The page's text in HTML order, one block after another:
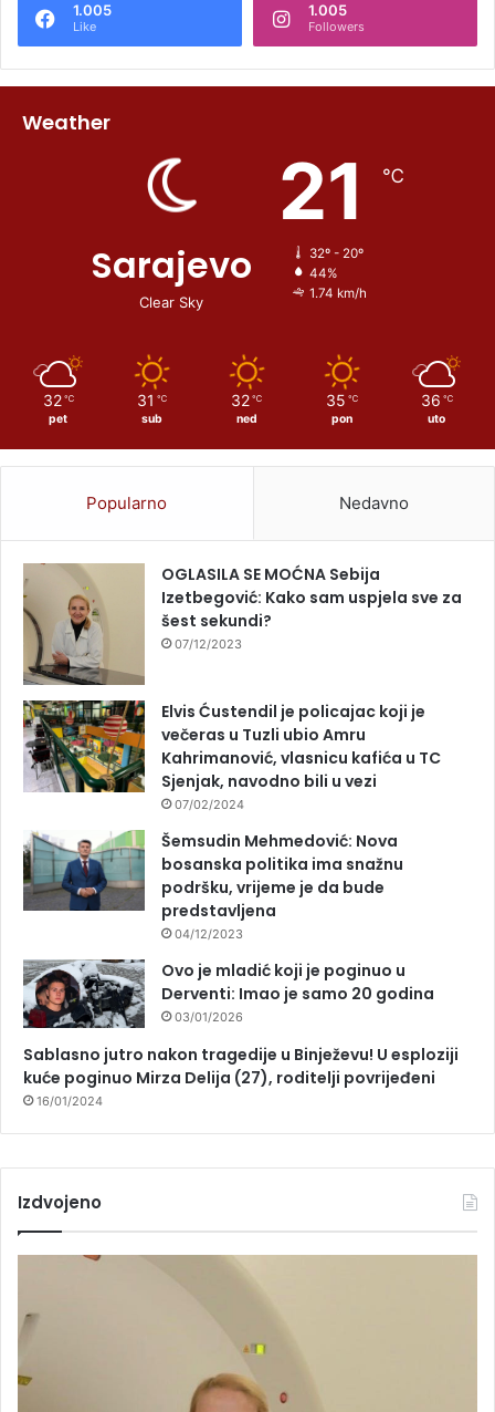
1.005
Like
1.005
Followers
Weather
Sarajevo
Clear Sky
21 ℃
32º - 20º
44%
1.74 km/h
32 ℃
pet
31 ℃
sub
32 ℃
ned
35 ℃
pon
36 ℃
uto
Popularno Nedavno
OGLASILA SE MOĆNA Sebija
Izetbegović: Kako sam uspjela sve za
šest sekundi?
07/12/2023
Elvis Ćustendil je policajac koji je
večeras u Tuzli ubio Amru
Kahrimanović, vlasnicu kafića u TC
Sjenjak, navodno bili u vezi
07/02/2024
Šemsudin Mehmedović: Nova
bosanska politika ima snažnu
podršku, vrijeme je da bude
predstavljena
04/12/2023
Ovo je mladić koji je poginuo u
Derventi: Imao je samo 20 godina
03/01/2026
Sablasno jutro nakon tragedije u Binježevu! U esploziji
kuće poginuo Mirza Delija (27), roditelji povrijeđeni
16/01/2024
Izdvojeno